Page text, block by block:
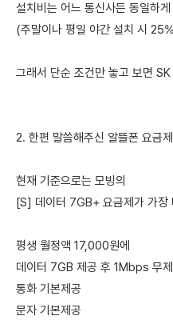
설치비는 어느 통신사든 동일하
(주말이나 평일 야간 설치 시
그래서 단순 조건만 놓고 보면
2. 한편 말씀해주신 알뜰폰 요금
현재 기준으로는 모빙의
[S] 데이터 7GB+ 요금제가 가장
평생 월정액 17,000원에
데이터 7GB 제공 후 1Mbps 무
통화 기본제공
문자 기본제공